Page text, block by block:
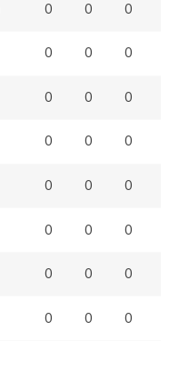
0 0 0
0 0 0
0 0 0
0 0 0
0 0 0
0 0 0
0 0 0
0 0 0